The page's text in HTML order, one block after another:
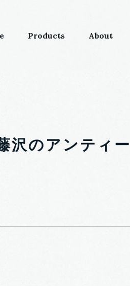
Products About
沢のアンティ